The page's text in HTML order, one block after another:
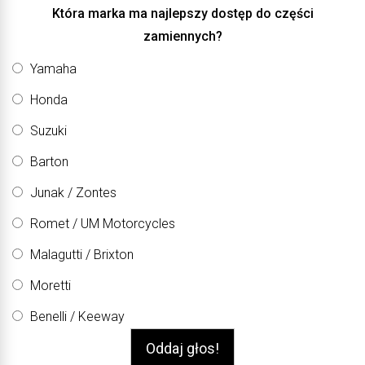
Która marka ma najlepszy dostęp do części
zamiennych?
Yamaha
Honda
Suzuki
Barton
Junak / Zontes
Romet / UM Motorcycles
Malagutti / Brixton
Moretti
Benelli / Keeway